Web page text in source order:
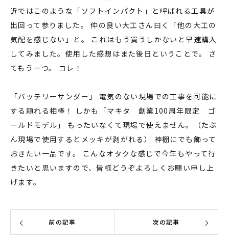
近ではこのような「ソフトインパクト」と呼ばれる工具が
出回って参りました。 仲の良い大工さん曰く「他の大工の
気配を感じない」と。 これはもう買うしかないと早速購入
してみました。使用した感想はまた後日ということで。 さ
てもう一つ。 コレ！
「バッテリーサンダー」 電気のない現場での工事を可能に
する頼れる相棒！ しかも「マキタ 創業100周年限定 ゴ
ールドモデル」 もったいなくて現場で使えません。（たぶ
ん現場で使用するとメッキが剥がれる） 神棚にでも飾って
おきたい一品です。 こんなオタクな感じで今年もやって行
きたいと思いますので、皆様どうぞよろしくお願い申し上
げます。
前の記事 次の記事